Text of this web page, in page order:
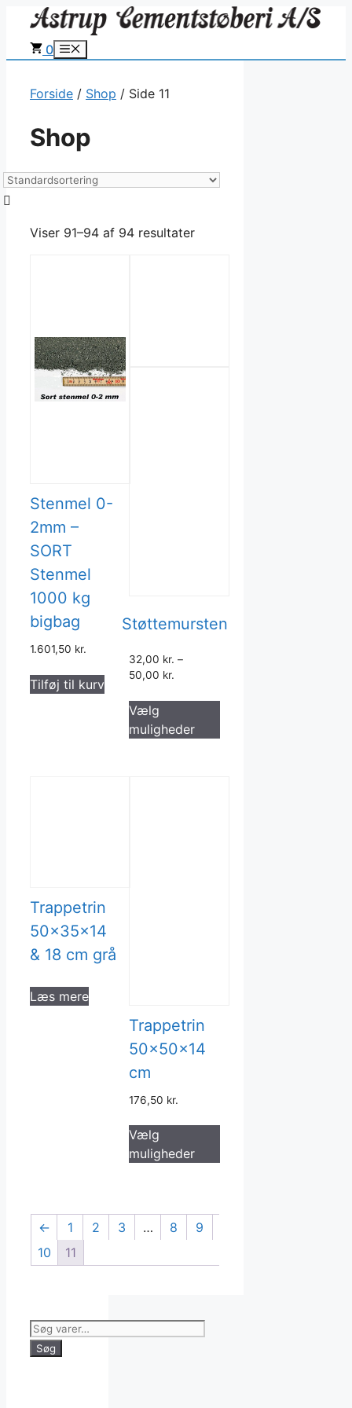
indhold0 Menu
Forside / Shop / Side 11
Shop
Viser 91–94 af 94 resultater
Stenmel 0-
2mm –
SORT
Stenmel
1000 kg
bigbag
1.601,50 kr.
Tilføj til kurv
Støttemursten
32,00 kr. –
50,00 kr.
Vælg
muligheder
Trappetrin
50x35x14
& 18 cm grå
Læs mere
Trappetrin
50x50x14
cm
176,50 kr.
Vælg
muligheder
Dette
har
← 1 2 3 … 8
9
10
11
Søg
efter:
Søg